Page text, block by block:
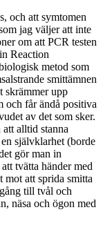
och att symtomen
jag väljer att inte
om att PCR testen
Reaction
metod som
smittämnen
skrämmer upp
och får ändå positiva
av det som sker.
alltid stanna
självklarhet (borde
gör man in
tvätta händer med
mot att sprida smitta
till tvål och
näsa och ögon med